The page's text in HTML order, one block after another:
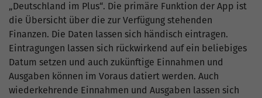
„Deutschland im Plus“. Die primäre Funktion der App ist
die Übersicht über die zur Verfügung stehenden
Finanzen. Die Daten lassen sich händisch eintragen.
Eintragungen lassen sich rückwirkend auf ein beliebiges
Datum setzen und auch zukünftige Einnahmen und
Ausgaben können im Voraus datiert werden. Auch
wiederkehrende Einnahmen und Ausgaben lassen sich